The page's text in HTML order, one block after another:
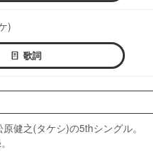
)
歌詞
健之(タケシ)の5thシングル。